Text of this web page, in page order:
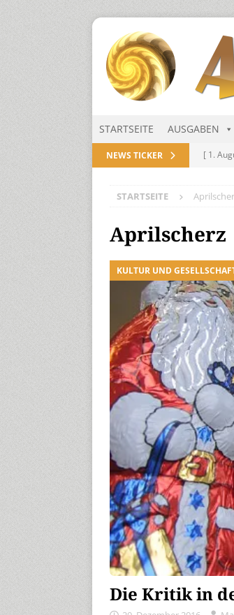
STARTSEITE AUSGABEN
NEWS TICKER [ 1.
[ 1.
[ 1.
STARTSEITE
Aprilscherz
KULTUR UND
Die Kritik in